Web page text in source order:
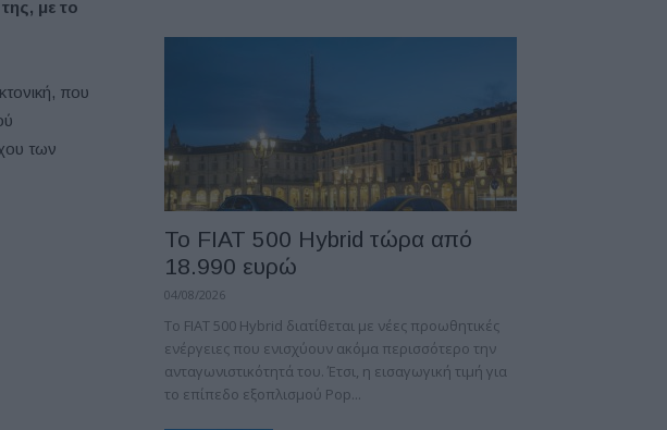
με το
που
των
Το FIAT 500 Hybrid τώρα από
18.990 ευρώ
04/08/2026
Το FIAT 500 Hybrid διατίθεται με νέες προωθητικές
ενέργειες που ενισχύουν ακόμα περισσότερο την
ανταγωνιστικότητά του. Έτσι, η εισαγωγική τιμή για
το επίπεδο εξοπλισμού Pop...